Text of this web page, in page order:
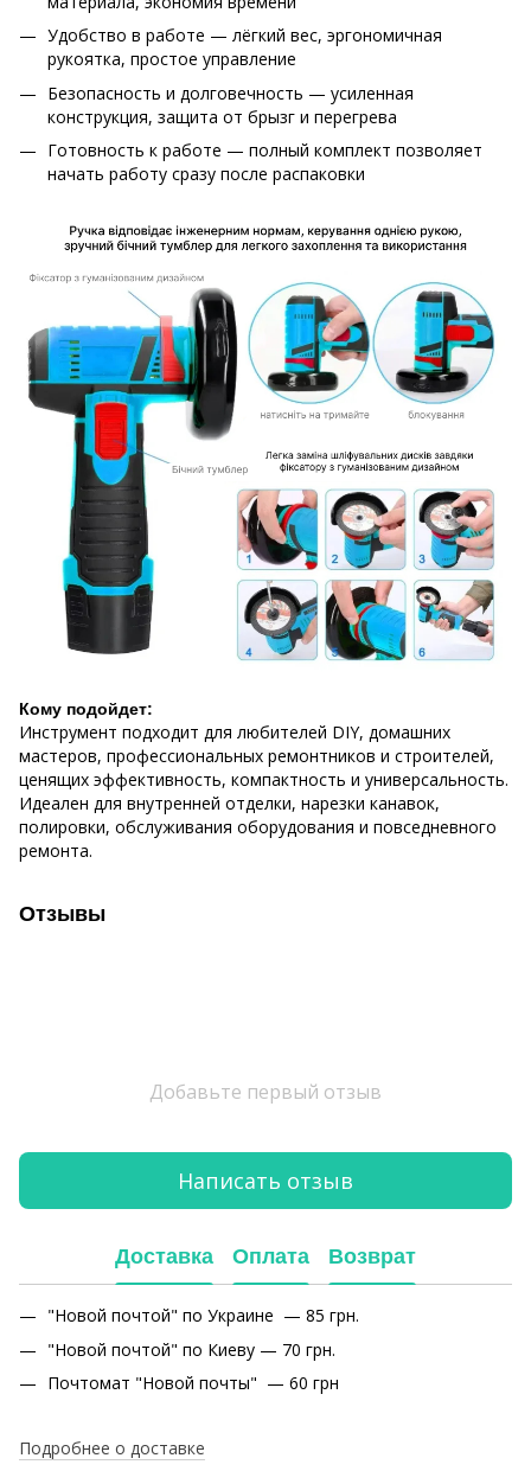
Удобство в работе — лёгкий вес, эргономичная
рукоятка, простое управление
Безопасность и долговечность — усиленная
конструкция, защита от брызг и перегрева
Готовность к работе — полный комплект позволяет
начать работу сразу после распаковки
Кому подойдет:
Инструмент подходит для любителей DIY, домашних
мастеров, профессиональных ремонтников и строителей,
ценящих эффективность, компактность и универсальность.
Идеален для внутренней отделки, нарезки канавок,
полировки, обслуживания оборудования и повседневного
ремонта.
Отзывы
Добавьте первый отзыв
Написать отзыв
Доставка Оплата Возврат
"Новой почтой" по Украине — 85 грн.
"Новой почтой" по Киеву — 70 грн.
Почтомат "Новой почты" — 60 грн
Подробнее о доставке